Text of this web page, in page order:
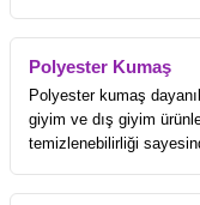
Polyester Kumaş
Polyester kumaş
giyim ve dış giyim
temizlenebilirliği